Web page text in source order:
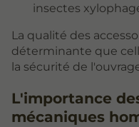
insectes
La qualité des
déterminante que
la sécurité de
L'importance
mécaniques